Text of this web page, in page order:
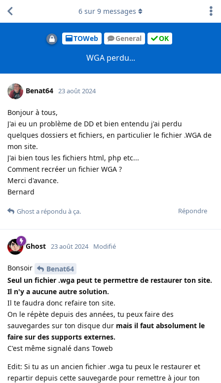
TOWeb General OK
WGA perdu...
6 sur 9 messages
Benat64 23 août 2024
Bonjour à tous,
J'ai eu un problème de DD et bien entendu j'ai perdu
quelques dossiers et fichiers, en particulier le fichier .WGA de
mon site.
J'ai bien tous les fichiers html, php etc...
Comment recréer un fichier WGA ?
Merci d'avance.
Bernard
Répondre
Ghosta répondu à ça.
Ghost 23 août 2024 Modifié
Bonsoir
Benat64
Seul un fichier .wga peut te permettre de restaurer ton site.
Il n'y a aucune autre solution.
Il te faudra donc refaire ton site.
On le répète depuis des années, tu peux faire des
sauvegardes sur ton disque dur mais il faut absolument le
faire sur des supports externes.
C'est même signalé dans Toweb
Edit: Si tu as un ancien fichier .wga tu peux le restaurer et
repartir depuis cette sauvegarde pour remettre à jour ton